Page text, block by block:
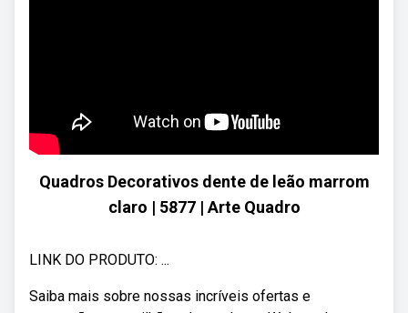
Quadros Decorativos dente de leão marrom
claro | 5877 | Arte Quadro
LINK DO PRODUTO: ...
Saiba mais sobre nossas incríveis ofertas e